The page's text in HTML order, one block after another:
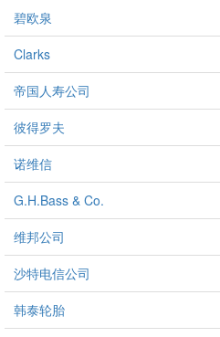
碧欧泉
Clarks
帝国人寿公司
彼得罗夫
诺维信
G.H.Bass & Co.
维邦公司
沙特电信公司
韩泰轮胎